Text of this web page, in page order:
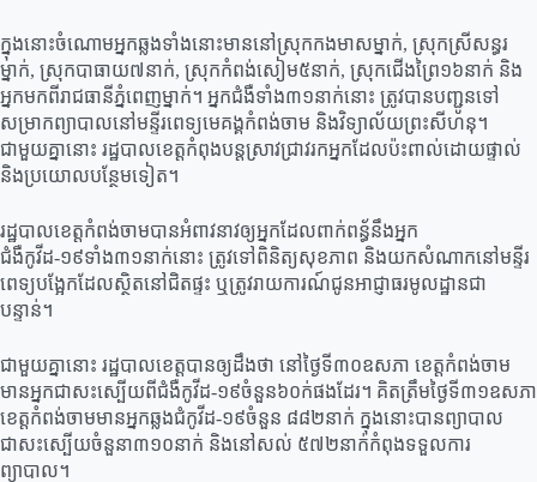
ក្នុងនោះចំណោមអ្នកឆ្លងទាំងនោះមាននៅស្រុកកងមាសម្នាក់, ស្រុកស្រីសន្ធរ
ម្នាក់, ស្រុកបាធាយ៧នាក់, ស្រុកកំពង់សៀម៥នាក់, ស្រុកជើងព្រៃ១៦នាក់ និង
អ្នកមកពីរាជធានីភ្នំពេញម្នាក់។ អ្នកជំងឺទាំង៣១នាក់នោះ ត្រូវបានបញ្ជូនទៅ
សម្រាកព្យាបាលនៅមន្ទីរពេទ្យមេគង្គកំពង់ចាម និងវិទ្យាល័យព្រះសីហនុ។
ជាមួយគ្នានោះ រដ្ឋបាលខេត្តកំពុងបន្តស្រាវជ្រាវរកអ្នកដែលប៉ះពាល់ដោយផ្ទាល់
និងប្រយោលបន្ថែមទៀត។
រដ្ឋបាលខេត្តកំពង់ចាមបានអំពាវនាវឲ្យអ្នកដែលពាក់ពន្ធ័នឹងអ្នក
ជំងឺកូវីដ-១៩ទាំង៣១នាក់នោះ ត្រូវទៅពិនិត្យសុខភាព និងយកសំណាកនៅមន្ទីរ
ពេទ្យបង្អែកដែលស្ថិតនៅជិតផ្ទះ ឬត្រូវរាយការណ៍ជូនអាជ្ញាធរមូលដ្ឋានជា
បន្ទាន់។
ជាមួយគ្នានោះ រដ្ឋបាលខេត្តបានឲ្យដឹងថា នៅថ្ងៃទី៣០ឧសភា ខេត្តកំពង់ចាម
មានអ្នកជាសះស្បើយពីជំងឺកូវីដ-១៩ចំនួន៦០ក់ផងដែរ។ គិតត្រឹមថ្ងៃទី៣១ឧសភា
ខេត្តកំពង់ចាមមានអ្នកឆ្លងជំកូវីដ-១៩ចំនួន ៨៨២នាក់ ក្នុងនោះបានព្យាបាល
ជាសះស្បើយចំនួនា៣១០នាក់ និងនៅសល់ ៥៧២នាក់កំពុងទទួលការ
ព្យាបាល។